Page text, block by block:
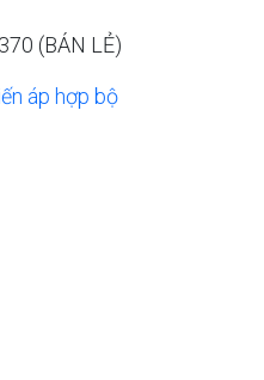
(BÁN LẺ)
áp hợp bộ